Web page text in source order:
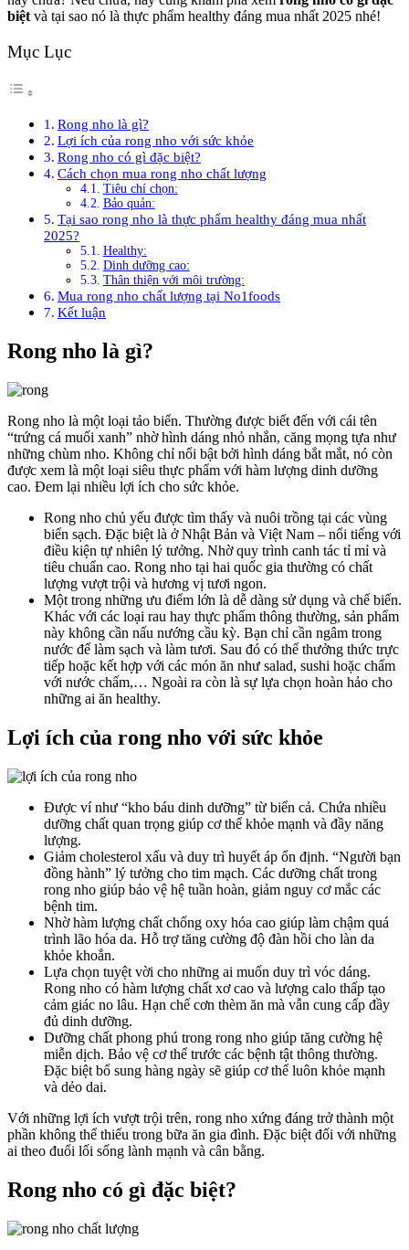
biệt và tại sao nó là thực phẩm healthy đáng mua nhất 2025 nhé!
Mục Lục
Rong nho là gì?
Lợi ích của rong nho với sức khỏe
Rong nho có gì đặc biệt?
Cách chọn mua rong nho chất lượng
Tiêu chí chọn:
Bảo quản:
Tại sao rong nho là thực phẩm healthy đáng mua nhất
2025?
Healthy:
Dinh dưỡng cao:
Thân thiện với môi trường:
Mua rong nho chất lượng tại No1foods
Kết luận
Rong nho là gì?
Rong nho là một loại tảo biển. Thường được biết đến với cái tên
“trứng cá muối xanh” nhờ hình dáng nhỏ nhắn, căng mọng tựa như
những chùm nho. Không chỉ nổi bật bởi hình dáng bắt mắt, nó còn
được xem là một loại siêu thực phẩm với hàm lượng dinh dưỡng
cao. Đem lại nhiều lợi ích cho sức khỏe.
Rong nho chủ yếu được tìm thấy và nuôi trồng tại các vùng
biển sạch. Đặc biệt là ở Nhật Bản và Việt Nam – nổi tiếng với
điều kiện tự nhiên lý tưởng. Nhờ quy trình canh tác tỉ mỉ và
tiêu chuẩn cao. Rong nho tại hai quốc gia thường có chất
lượng vượt trội và hương vị tươi ngon.
Một trong những ưu điểm lớn là dễ dàng sử dụng và chế biến.
Khác với các loại rau hay thực phẩm thông thường, sản phẩm
này không cần nấu nướng cầu kỳ. Bạn chỉ cần ngâm trong
nước để làm sạch và làm tươi. Sau đó có thể thưởng thức trực
tiếp hoặc kết hợp với các món ăn như salad, sushi hoặc chấm
với nước chấm,… Ngoài ra còn là sự lựa chọn hoàn hảo cho
những ai ăn healthy.
Lợi ích của rong nho với sức khỏe
Được ví như “kho báu dinh dưỡng” từ biển cả. Chứa nhiều
dưỡng chất quan trọng giúp cơ thể khỏe mạnh và đầy năng
lượng.
Giảm cholesterol xấu và duy trì huyết áp ổn định. “Người bạn
đồng hành” lý tưởng cho tim mạch. Các dưỡng chất trong
rong nho giúp bảo vệ hệ tuần hoàn, giảm nguy cơ mắc các
bệnh tim.
Nhờ hàm lượng chất chống oxy hóa cao giúp làm chậm quá
trình lão hóa da. Hỗ trợ tăng cường độ đàn hồi cho làn da
khỏe khoắn.
Lựa chọn tuyệt vời cho những ai muốn duy trì vóc dáng.
Rong nho có hàm lượng chất xơ cao và lượng calo thấp tạo
cảm giác no lâu. Hạn chế cơn thèm ăn mà vẫn cung cấp đầy
đủ dinh dưỡng.
Dưỡng chất phong phú trong rong nho giúp tăng cường hệ
miễn dịch. Bảo vệ cơ thể trước các bệnh tật thông thường.
Đặc biệt bổ sung hàng ngày sẽ giúp cơ thể luôn khỏe mạnh
và dẻo dai.
Với những lợi ích vượt trội trên, rong nho xứng đáng trở thành một
phần không thể thiếu trong bữa ăn gia đình. Đặc biệt đối với những
ai theo đuổi lối sống lành mạnh và cân bằng.
Rong nho có gì đặc biệt?